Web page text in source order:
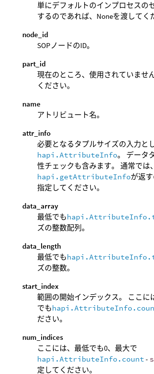
単にデフォルトのインプロセスの
するのであれば、Noneを渡してく
node_id
SOPノードのID。
part_id
現在のところ、使用されていませ
ください。
name
アトリビュート名。
attr_info
必要となるタプルサイズの入力と
hapi.AttributeInfo。 データ
性チェックも含みます。 通常では、
hapi.getAttributeInfoが返
指定してください。
data_array
最低でも
ズの整数配列。
data_length
最低でも
ズの整数。
start_index
範囲の開始インデックス。 ここに
でも
ださい。
num_indices
ここには、最低でも0、最大で
hapi.AttributeInfo.count -
定してください。